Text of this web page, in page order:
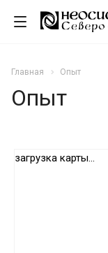
Главная Опыт
Опыт
загрузка карты...